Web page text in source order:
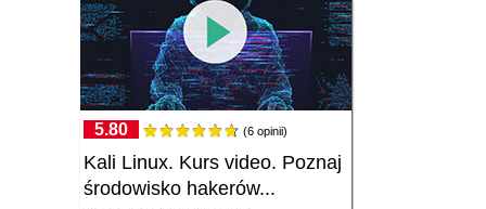
5.80 (6 opinii)
Kali Linux. Kurs video. Poznaj
środowisko hakerów...